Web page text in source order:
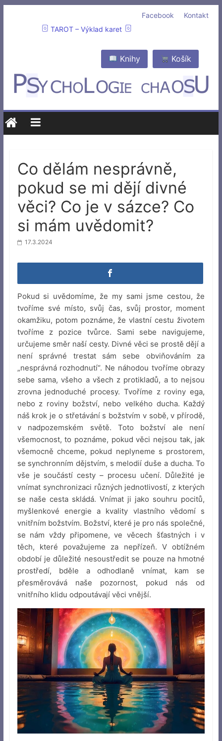
Kontakt
Facebook
TAROT – Výklad karet
Košík
Knihy
Co dělám nesprávně,
pokud se mi dějí divné
věci? Co je v sázce? Co
si mám uvědomit?
17.3.2024
Pokud si uvědomíme, že my sami jsme cestou, že
tvoříme své místo, svůj čas, svůj prostor, moment
okamžiku, potom poznáme, že vlastní cestu životem
tvoříme z pozice tvůrce. Sami sebe navigujeme,
určujeme směr naší cesty. Divné věci se prostě dějí a
není správné trestat sám sebe obviňováním za
„nesprávná rozhodnutí“. Ne náhodou tvoříme obrazy
sebe sama, všeho a všech z protikladů, a to nejsou
zrovna jednoduché procesy. Tvoříme z roviny ega,
nebo z roviny božství, nebo velkého ducha. Každý
náš krok je o střetávání s božstvím v sobě, v přírodě,
v nadpozemském světě. Toto božství ale není
všemocnost, to poznáme, pokud věci nejsou tak, jak
všemocně chceme, pokud neplyneme s prostorem,
se synchronním dějstvím, s melodií duše a ducha. To
vše je součástí cesty – procesu učení. Důležité je
vnímat synchronizaci různých jednotlivostí, z kterých
se naše cesta skládá. Vnímat ji jako souhru pocitů,
myšlenkové energie a kvality vlastního vědomí s
vnitřním božstvím. Božství, které je pro nás společné,
se nám vždy připomene, ve věcech šťastných i v
těch, které považujeme za nepřízeň. V obtížném
období je důležité nesoustředit se pouze na hmotné
prostředí, bděle a odhodlaně vnímat, kam se
přesměrovává naše pozornost, pokud nás od
vnitřního klidu odpoutávají věci vnější.